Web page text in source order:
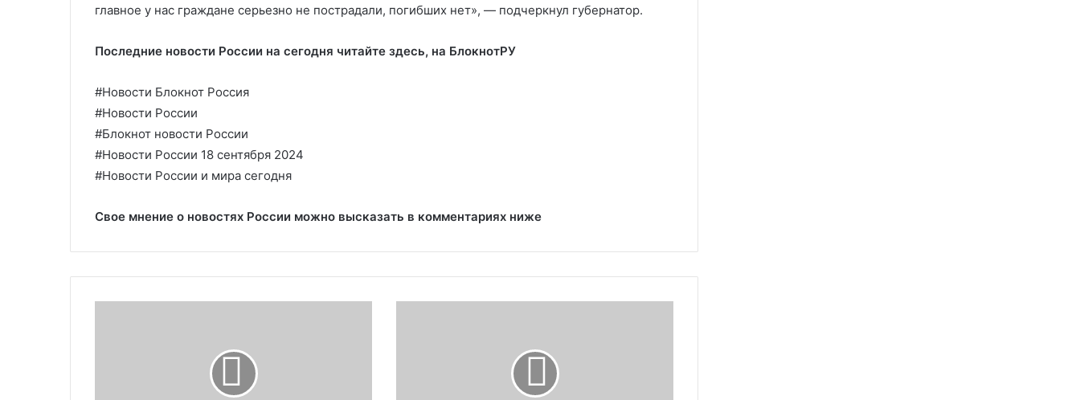
главное у нас граждане серьезно не пострадали, погибших нет», — подчеркнул губернатор.
Последние новости России на сегодня читайте здесь, на БлокнотРУ
#Новости Блокнот Россия
#Новости России
#Блокнот новости России
#Новости России 18 сентября 2024
#Новости России и мира сегодня
Свое мнение о новостях России можно высказать в комментариях ниже